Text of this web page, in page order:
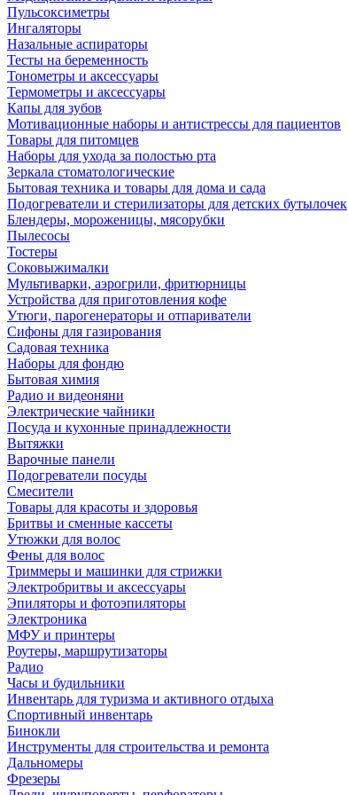
Пульсоксиметры
Ингаляторы
Назальные аспираторы
Тесты на беременность
Тонометры и аксессуары
Термометры и аксессуары
Капы для зубов
Мотивационные наборы и антистрессы для пациентов
Товары для питомцев
Наборы для ухода за полостью рта
Зеркала стоматологические
Бытовая техника и товары для дома и сада
Подогреватели и стерилизаторы для детских бутылочек
Блендеры, мороженицы, мясорубки
Пылесосы
Тостеры
Соковыжималки
Мультиварки, аэрогрили, фритюрницы
Устройства для приготовления кофе
Утюги, парогенераторы и отпариватели
Сифоны для газирования
Садовая техника
Наборы для фондю
Бытовая химия
Радио и видеоняни
Электрические чайники
Посуда и кухонные принадлежности
Вытяжки
Варочные панели
Подогреватели посуды
Смесители
Товары для красоты и здоровья
Бритвы и сменные кассеты
Утюжки для волос
Фены для волос
Триммеры и машинки для стрижки
Электробритвы и аксессуары
Эпиляторы и фотоэпиляторы
Электроника
МФУ и принтеры
Роутеры, маршрутизаторы
Радио
Часы и будильники
Инвентарь для туризма и активного отдыха
Спортивный инвентарь
Бинокли
Инструменты для строительства и ремонта
Дальномеры
Фрезеры